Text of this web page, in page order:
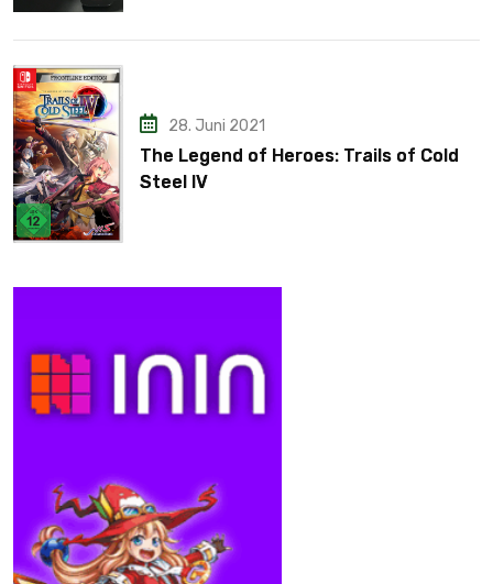
28. Juni 2021
The Legend of Heroes: Trails of Cold
Steel IV